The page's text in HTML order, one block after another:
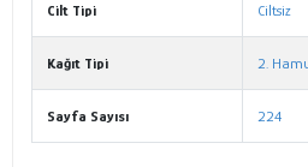
Cilt Tipi Ciltsiz
Kağıt Tipi 2.
Sayfa Sayısı 224